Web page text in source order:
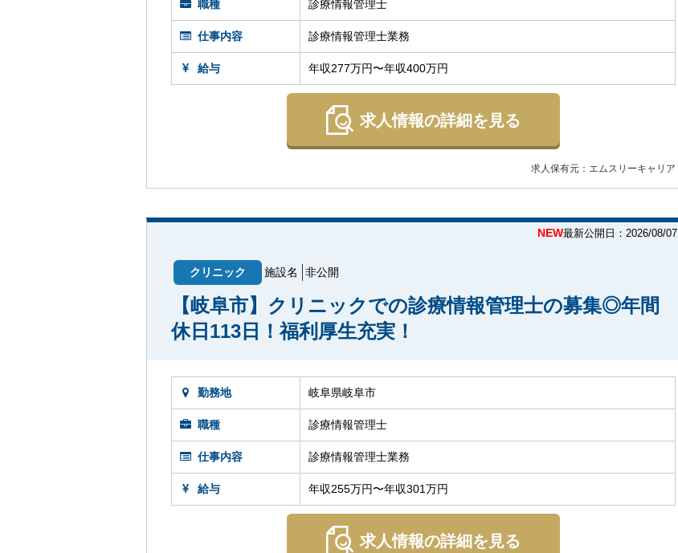
職種 診療情報管理士
仕事内容 診療情報管理士業務
給与 年収277万円〜年収400万円
求人情報の詳細を見る
求人保有元：エムスリーキャリア
NEW最新公開日：2026/08/07
クリニック 施設名 非公開
【岐阜市】クリニックでの診療情報管理士の募集◎年間
休日113日！福利厚生充実！
勤務地 岐阜県岐阜市
職種 診療情報管理士
仕事内容 診療情報管理士業務
給与 年収255万円〜年収301万円
求人情報の詳細を見る